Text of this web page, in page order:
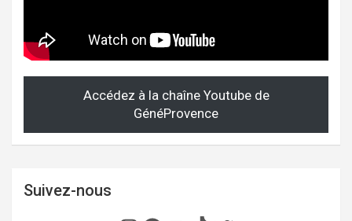
Accédez à la chaîne Youtube de
GénéProvence
Suivez-nous